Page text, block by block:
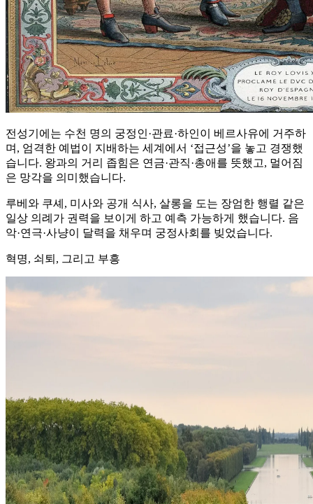
전성기에는 수천 명의 궁정인·관료·하인이 베르사유에 거주하
며, 엄격한 예법이 지배하는 세계에서 ‘접근성’을 놓고 경쟁했
습니다. 왕과의 거리 좁힘은 연금·관직·총애를 뜻했고, 멀어짐
은 망각을 의미했습니다.
루베와 쿠셰, 미사와 공개 식사, 살롱을 도는 장엄한 행렬 같은
일상 의례가 권력을 보이게 하고 예측 가능하게 했습니다. 음
악·연극·사냥이 달력을 채우며 궁정사회를 빚었습니다.
혁명, 쇠퇴, 그리고 부흥